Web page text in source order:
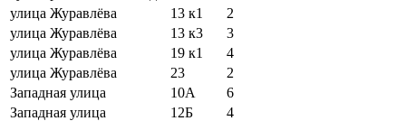
улица Журавлёва
13 к1
2
улица Журавлёва
13 к3
3
улица Журавлёва
19 к1
4
улица Журавлёва
23
2
Западная улица
10А
6
Западная улица
12Б
4